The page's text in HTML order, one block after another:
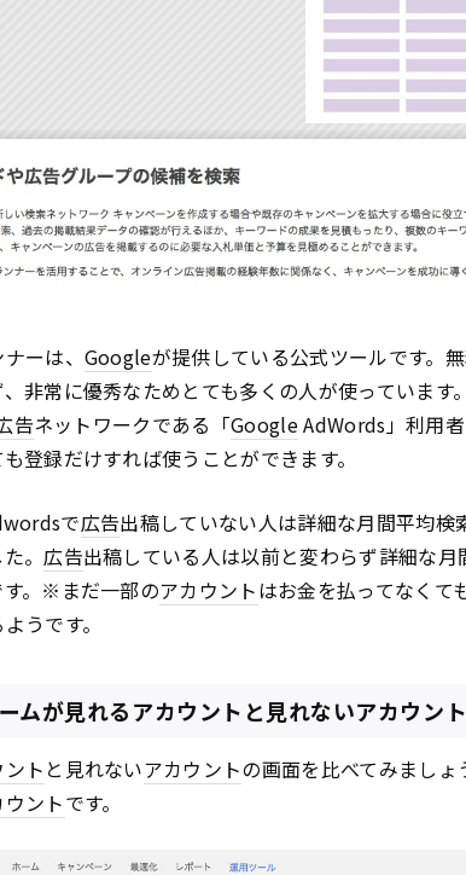
ーは、 Googleが提供している公式ツールです。
非常に優秀なためとても多くの人が使っています。
告ネットワークである「GoogleAdWords」利用者
登録だけすれば使うことができます。
で広告出稿していない人は詳細な月間平均検
。広告出稿している人は以前と変わらず詳細な
。※まだ一部のアカウントはお金を払ってなくて
うです。
ムが見れるアカウントと見れないアカウント
ト と見れないアカウントの画面を比べてみましょ
ントです。